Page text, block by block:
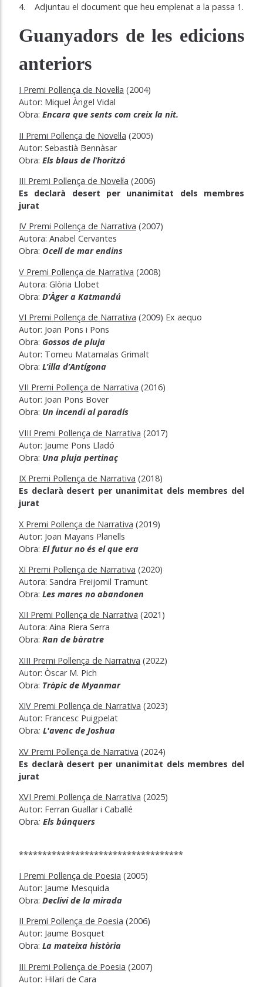
4. Adjuntau el document que heu emplenat a la passa 1.
Guanyadors de les edicions
anteriors
I Premi Pollença de Novel·la (2004)
Autor: Miquel Àngel Vidal
Obra: Encara que sents com creix la nit.
II Premi Pollença de Novel·la (2005)
Autor: Sebastià Bennàsar
Obra: Els blaus de l’horitzó
III Premi Pollença de Novel·la (2006)
Es declarà desert per unanimitat dels membres
jurat
IV Premi Pollença de Narrativa (2007)
Autora: Anabel Cervantes
Obra: Ocell de mar endins
V Premi Pollença de Narrativa (2008)
Autora: Glòria Llobet
Obra: D’Àger a Katmandú
VI Premi Pollença de Narrativa (2009) Ex aequo
Autor: Joan Pons i Pons
Obra: Gossos de pluja
Autor: Tomeu Matamalas Grimalt
Obra: L’illa d’Antígona
VII Premi Pollença de Narrativa (2016)
Autor: Joan Pons Bover
Obra: Un incendi al paradís
VIII Premi Pollença de Narrativa (2017)
Autor: Jaume Pons Lladó
Obra: Una pluja pertinaç
IX Premi Pollença de Narrativa (2018)
Es declarà desert per unanimitat dels membres del
jurat
X Premi Pollença de Narrativa (2019)
Autor: Joan Mayans Planells
Obra: El futur no és el que era
XI Premi Pollença de Narrativa (2020)
Autora: Sandra Freijomil Tramunt
Obra: Les mares no abandonen
XII Premi Pollença de Narrativa (2021)
Autora: Aina Riera Serra
Obra: Ran de bàratre
XIII Premi Pollença de Narrativa (2022)
Autor: Òscar M. Pich
Obra: Tròpic de Myanmar
XIV Premi Pollença de Narrativa (2023)
Autor: Francesc Puigpelat
Obra: L'avenc de Joshua
XV Premi Pollença de Narrativa (2024)
Es declarà desert per unanimitat dels membres del
jurat
XVI Premi Pollença de Narrativa (2025)
Autor: Ferran Guallar i Caballé
Obra: Els búnquers
***********************************
I Premi Pollença de Poesia (2005)
Autor: Jaume Mesquida
Obra: Declivi de la mirada
II Premi Pollença de Poesia (2006)
Autor: Jaume Bosquet
Obra: La mateixa història
III Premi Pollença de Poesia (2007)
Autor: Hilari de Cara